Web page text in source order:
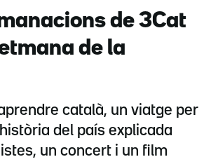
de 3Cat
de la
català, un viatge per
del país explicada
un concert i un film